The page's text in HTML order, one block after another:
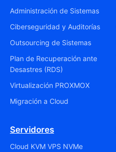
Administración de Sistemas
Ciberseguridad y Auditorías
Outsourcing de Sistemas
Plan de Recuperación ante
Desastres (RDS)
Virtualización PROXMOX
Migración a Cloud
Servidores
Cloud KVM VPS NVMe